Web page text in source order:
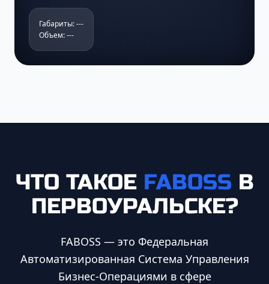
Габариты: ---
Объем: ---
ЧТО ТАКОЕ FABOSS В
ПЕРВОУРАЛЬСКЕ?
FABOSS — это Федеральная
Автоматизированная Система Управления
Бизнес-Операциями в сфере